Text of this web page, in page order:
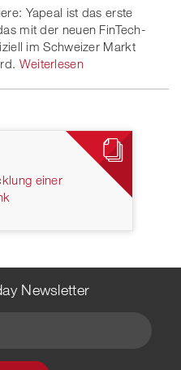
Yapeal ist das erste
mit der neuen FinTech-
im Schweizer Markt
Weiterlesen
einer
Newsletter